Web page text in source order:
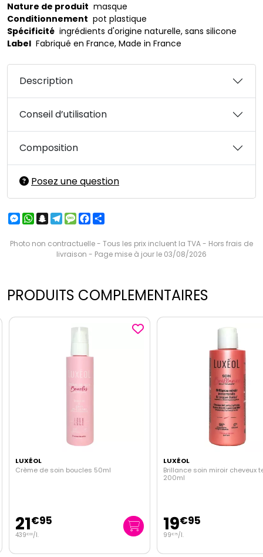
Nature de produit masque
Conditionnement pot plastique
Spécificité ingrédients d'origine naturelle, sans silicone
Label Fabriqué en France, Made in France
Description
Conseil d’utilisation
Composition
Posez une question
Messenger
WhatsApp
Snapchat
Telegram
MessageFacebook
Photo non contractuelle - Tous les prix incluent la TVA - Hors frais de
livraison - Page mise à jour le 03/08/2026
PRODUITS COMPLEMENTAIRES
LUXÉOL
Crème de soin boucles 50ml
21€95
439€00/l.
LUXÉOL
Brillance soin miroir cheveux
200ml
19€95
99€75/l.